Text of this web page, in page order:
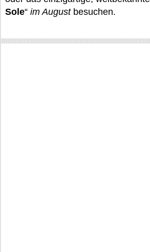
Sole“ im August besuchen.